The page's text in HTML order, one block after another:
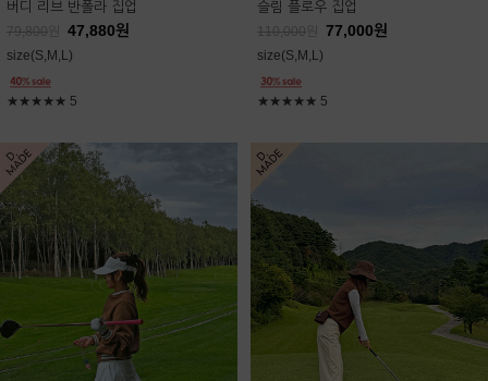
버디 리브 반폴라 집업
79,800 47,880원
size(S,M,L)
★★★★★ 5
슬림 플로우 집업
110,000 77,000원
size(S,M,L)
★★★★★ 5